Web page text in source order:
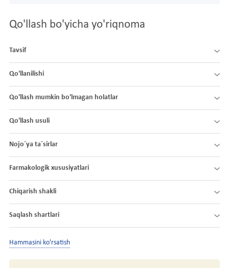
Qo'llash bo'yicha yo'riqnoma
Tavsif
Qo'llanilishi
Qo'llash mumkin bo'lmagan holatlar
Qo'llash usuli
Nojo´ya ta´sirlar
Farmakologik xususiyatlari
Chiqarish shakli
Saqlash shartlari
Hammasini ko'rsatish